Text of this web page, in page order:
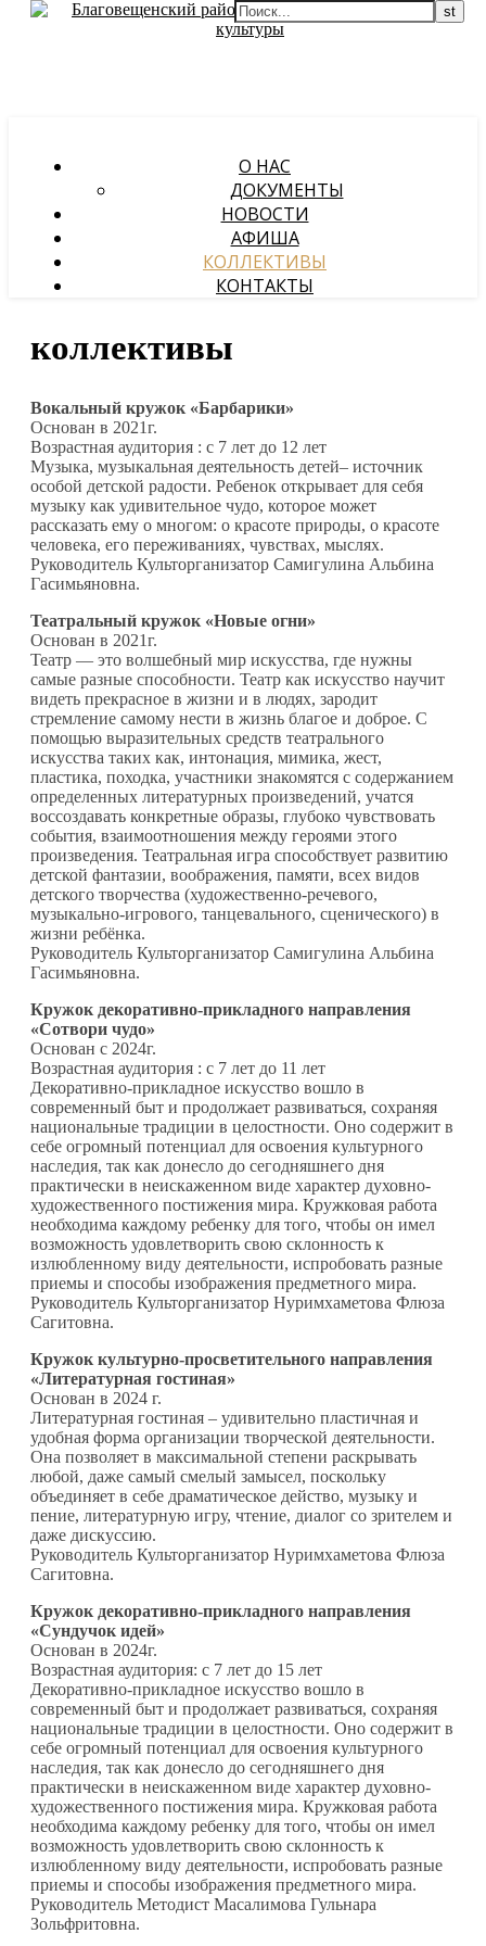
О НАС
ДОКУМЕНТЫ
НОВОСТИ
АФИША
КОЛЛЕКТИВЫ
КОНТАКТЫ
коллективы
Вокальный кружок «Барбарики»
Основан в 2021г.
Возрастная аудитория : с 7 лет до 12 лет
Музыка, музыкальная деятельность детей– источник
особой детской радости. Ребенок открывает для себя
музыку как удивительное чудо, которое может
рассказать ему о многом: о красоте природы, о красоте
человека, его переживаниях, чувствах, мыслях.
Руководитель Культорганизатор Самигулина Альбина
Гасимьяновна.
Театральный кружок «Новые огни»
Основан в 2021г.
Театр — это волшебный мир искусства, где нужны
самые разные способности. Театр как искусство научит
видеть прекрасное в жизни и в людях, зародит
стремление самому нести в жизнь благое и доброе. С
помощью выразительных средств театрального
искусства таких как, интонация, мимика, жест,
пластика, походка, участники знакомятся с содержанием
определенных литературных произведений, учатся
воссоздавать конкретные образы, глубоко чувствовать
события, взаимоотношения между героями этого
произведения. Театральная игра способствует развитию
детской фантазии, воображения, памяти, всех видов
детского творчества (художественно-речевого,
музыкально-игрового, танцевального, сценического) в
жизни ребёнка.
Руководитель Культорганизатор Самигулина Альбина
Гасимьяновна.
Кружок декоративно-прикладного направления
«Сотвори чудо»
Основан с 2024г.
Возрастная аудитория : с 7 лет до 11 лет
Декоративно-прикладное искусство вошло в
современный быт и продолжает развиваться, сохраняя
национальные традиции в целостности. Оно содержит в
себе огромный потенциал для освоения культурного
наследия, так как донесло до сегодняшнего дня
практически в неискаженном виде характер духовно-
художественного постижения мира. Кружковая работа
необходима каждому ребенку для того, чтобы он имел
возможность удовлетворить свою склонность к
излюбленному виду деятельности, испробовать разные
приемы и способы изображения предметного мира.
Руководитель Культорганизатор Нуримхаметова Флюза
Сагитовна.
Кружок культурно-просветительного направления
«Литературная гостиная»
Основан в 2024 г.
Литературная гостиная – удивительно пластичная и
удобная форма организации творческой деятельности.
Она позволяет в максимальной степени раскрывать
любой, даже самый смелый замысел, поскольку
объединяет в себе драматическое действо, музыку и
пение, литературную игру, чтение, диалог со зрителем и
даже дискуссию.
Руководитель Культорганизатор Нуримхаметова Флюза
Сагитовна.
Кружок декоративно-прикладного направления
«Сундучок идей»
Основан в 2024г.
Возрастная аудитория: с 7 лет до 15 лет
Декоративно-прикладное искусство вошло в
современный быт и продолжает развиваться, сохраняя
национальные традиции в целостности. Оно содержит в
себе огромный потенциал для освоения культурного
наследия, так как донесло до сегодняшнего дня
практически в неискаженном виде характер духовно-
художественного постижения мира. Кружковая работа
необходима каждому ребенку для того, чтобы он имел
возможность удовлетворить свою склонность к
излюбленному виду деятельности, испробовать разные
приемы и способы изображения предметного мира.
Руководитель Методист Масалимова Гульнара
Зольфритовна.